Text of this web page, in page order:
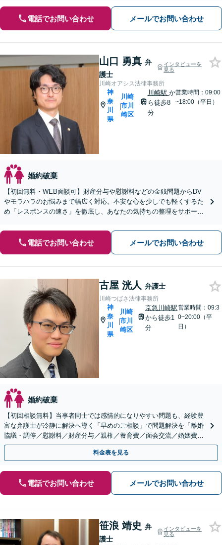
電話でお問い合わせ メールでお問い合わせ
山口 勇真 弁
護士
インタビューを
見る
川崎オアシス法律事務所
神
奈
川
県
|
川崎
市川
崎区
川崎駅 か
ら徒歩8
分
営業時間：09:00
~18:00（平日）
婚約破棄
【初回無料・WEB面談可】財産分与や慰謝料などの金銭問題からDV
やモラハラのお悩みまで幅広く対応。不安な心を少しでも軽くするた
め「レスポンスの速さ」を徹底し、あなたの気持ちの整理をサポート
電話でお問い合わせ メールでお問い合わせ
古屋 洸人 弁護士
川崎つばさ法律事務所
神
奈
川
県
|
川崎
市川
崎区
京急川崎駅
から徒歩1
分
営業時間：09:3
0~20:00（平
日）
婚約破棄
【初回相談無料】当事者同士では感情的になりやすい問題も、経験豊
富な弁護士が冷静に解決へ導く「早めのご相談」で問題解決を「離婚
協議・調停／慰謝料／財産分与／親権／養育費／面会交流／婚姻費用
／年金分割など幅広く対応」【休日・夜間相談可】
料金表を見る
電話でお問い合わせ メールでお問い合わせ
笹浪 靖史 弁
護士
インタビューを
見る